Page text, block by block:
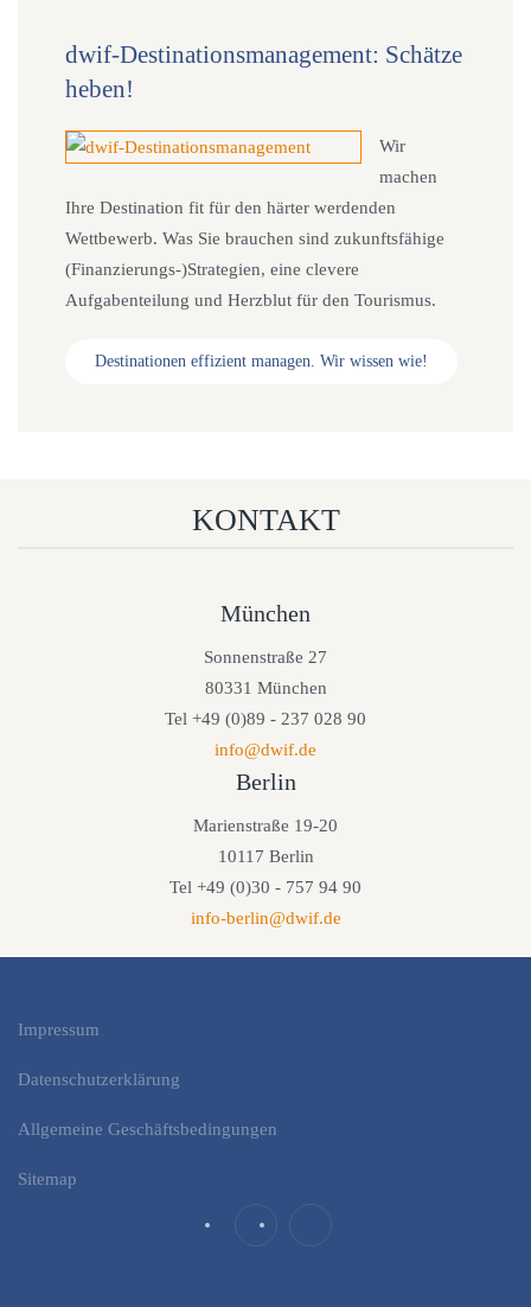
dwif-Destinationsmanagement: Schätze
heben!
Wir
machen
Ihre Destination fit für den härter werdenden
Wettbewerb. Was Sie brauchen sind zukunftsfähige
(Finanzierungs-)Strategien, eine clevere
Aufgabenteilung und Herzblut für den Tourismus.
Destinationen effizient managen. Wir wissen wie!
KONTAKT
München
Sonnenstraße 27
80331 München
Tel +49 (0)89 - 237 028 90
info@dwif.de
Berlin
Marienstraße 19-20
10117 Berlin
Tel +49 (0)30 - 757 94 90
info-berlin@dwif.de
Impressum
Datenschutzerklärung
Allgemeine Geschäftsbedingungen
Sitemap